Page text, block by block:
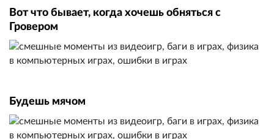
Вот что бывает, когда хочешь обняться с
Гровером
Будешь мячом